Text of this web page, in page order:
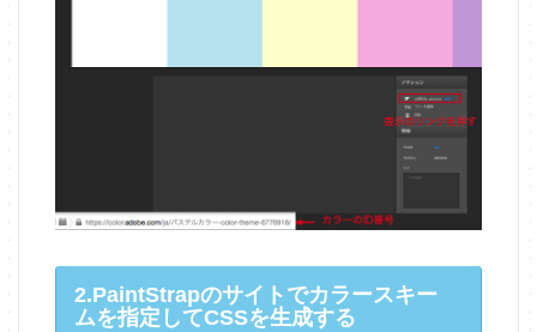
2.PaintStrapのサイトでカラースキー
ムを指定してCSSを生成する